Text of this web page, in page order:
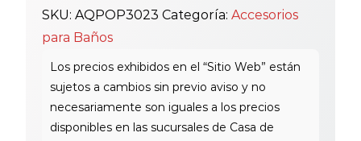
Lx-
3023
cantidad
SKU: AQPOP3023 Categoría: Accesorios
para Baños